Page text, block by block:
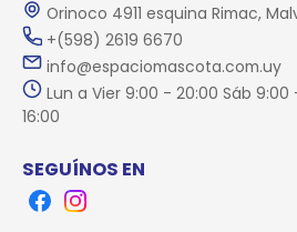
Orinoco 4911 esquina Rimac,
+(598) 2619 6670
info@espaciomascota.com.uy
Lun a Vier 9:00 - 20:00 Sáb 9:00
16:00
SEGUÍNOS EN
FacebookInstagram